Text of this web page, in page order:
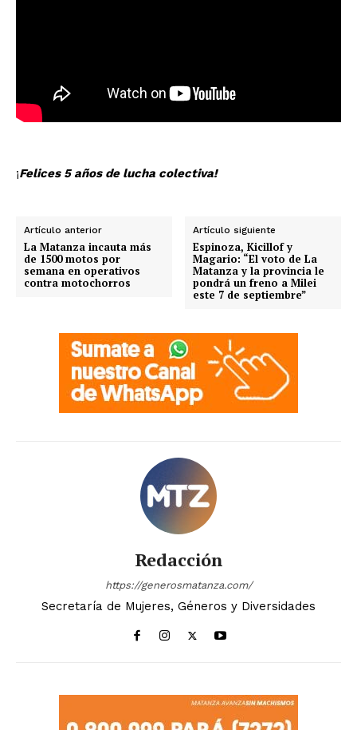
¡Felices 5 años de lucha colectiva!
Artículo anterior
La Matanza incauta más
de 1500 motos por
semana en operativos
contra motochorros
Artículo siguiente
Espinoza, Kicillof y
Magario: “El voto de La
Matanza y la provincia le
pondrá un freno a Milei
este 7 de septiembre”
Redacción
https://generosmatanza.com/
Secretaría de Mujeres, Géneros y Diversidades